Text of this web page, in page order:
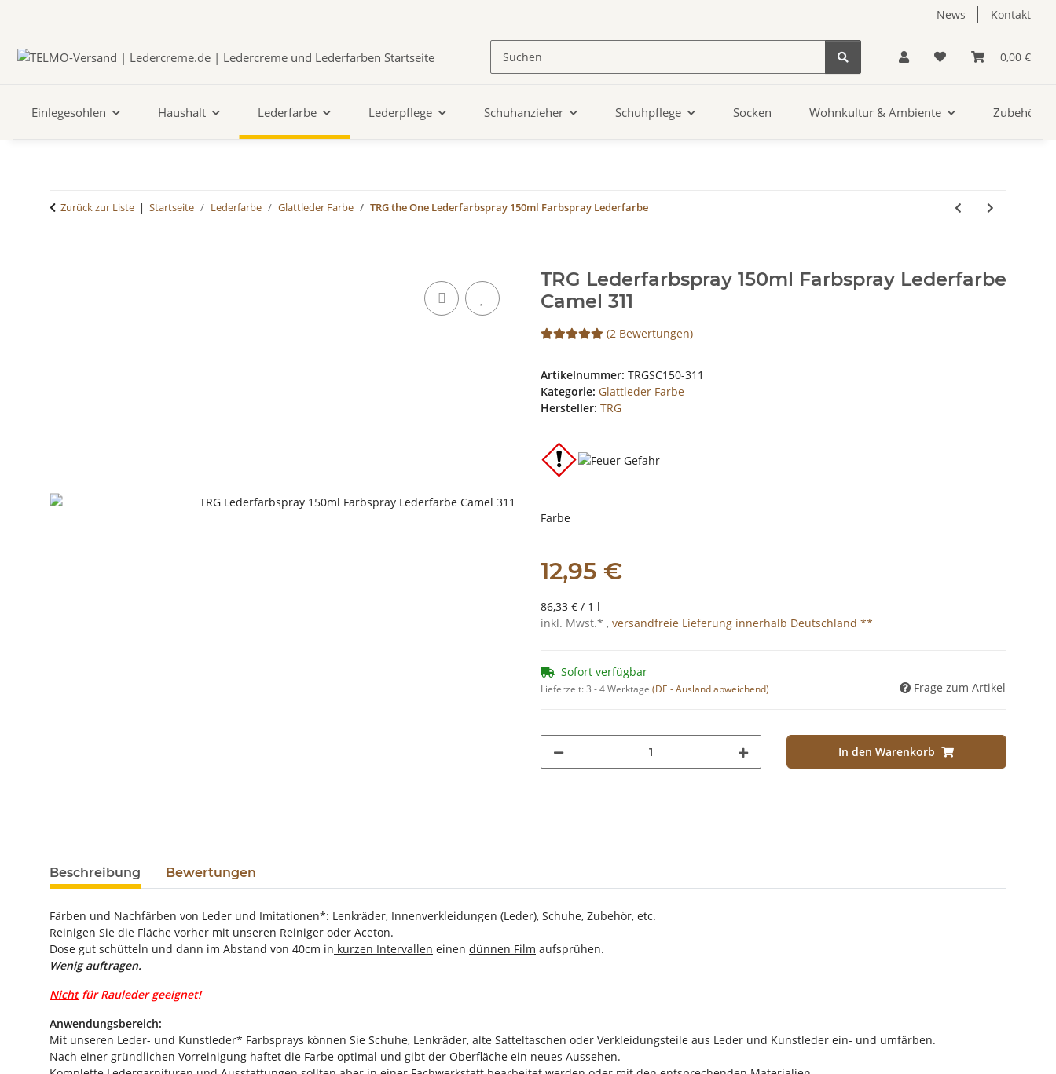
News Kontakt
0,00 €
Einlegesohlen Haushalt Lederfarbe Lederpflege Schuhanzieher Schuhpflege Socken Wohnkultur & Ambiente Zubehör
Zurück zur Liste Startseite Lederfarbe Glattleder Farbe TRG the One Lederfarbspray 150ml Farbspray Lederfarbe
TRG Lederfarbspray 150ml Farbspray Lederfarbe
Camel 311
(2 Bewertungen)
Artikelnummer: TRGSC150-311
Kategorie: Glattleder Farbe
Hersteller: TRG
Farbe
12,95 €
86,33 € / 1 l
inkl. Mwst.* , versandfreie Lieferung innerhalb Deutschland **
Sofort verfügbar
Lieferzeit:3 - 4 Werktage (DE - Ausland abweichend) Frage zum Artikel
In den Warenkorb
weitere Registerkarten anzeigen
Beschreibung Bewertungen
Färben und Nachfärben von Leder und Imitationen*: Lenkräder, Innenverkleidungen (Leder), Schuhe, Zubehör, etc.
Reinigen Sie die Fläche vorher mit unseren Reiniger oder Aceton.
Dose gut schütteln und dann im Abstand von 40cm in kurzen Intervallen einen dünnen Film aufsprühen.
Wenig auftragen.
Nichtfür Rauleder geeignet!
Anwendungsbereich:
Mit unseren Leder- und Kunstleder* Farbsprays können Sie Schuhe, Lenkräder, alte Satteltaschen oder Verkleidungsteile aus Leder und Kunstleder ein- und umfärben.
Nach einer gründlichen Vorreinigung haftet die Farbe optimal und gibt der Oberfläche ein neues Aussehen.